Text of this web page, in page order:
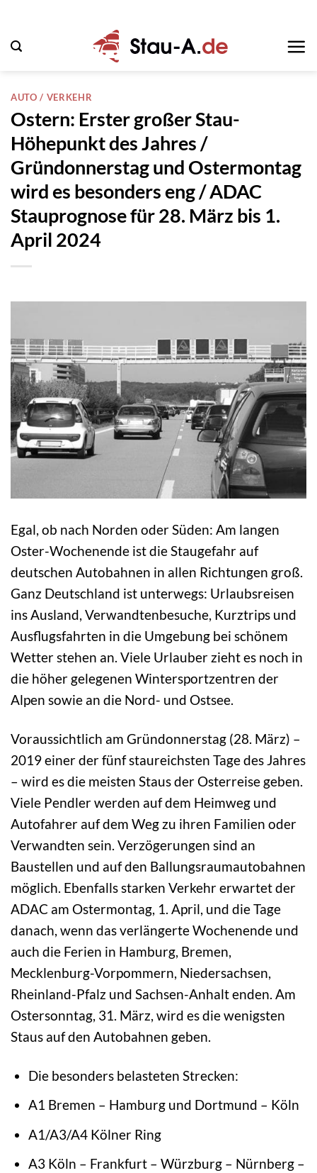
springen
AUTO / VERKEHR
Ostern: Erster großer Stau-
Höhepunkt des Jahres /
Gründonnerstag und Ostermontag
wird es besonders eng / ADAC
Stauprognose für 28. März bis 1.
April 2024
Egal, ob nach Norden oder Süden: Am langen
Oster-Wochenende ist die Staugefahr auf
deutschen Autobahnen in allen Richtungen groß.
Ganz Deutschland ist unterwegs: Urlaubsreisen
ins Ausland, Verwandtenbesuche, Kurztrips und
Ausflugsfahrten in die Umgebung bei schönem
Wetter stehen an. Viele Urlauber zieht es noch in
die höher gelegenen Wintersportzentren der
Alpen sowie an die Nord- und Ostsee.
Voraussichtlich am Gründonnerstag (28. März) –
2019 einer der fünf staureichsten Tage des Jahres
– wird es die meisten Staus der Osterreise geben.
Viele Pendler werden auf dem Heimweg und
Autofahrer auf dem Weg zu ihren Familien oder
Verwandten sein. Verzögerungen sind an
Baustellen und auf den Ballungsraumautobahnen
möglich. Ebenfalls starken Verkehr erwartet der
ADAC am Ostermontag, 1. April, und die Tage
danach, wenn das verlängerte Wochenende und
auch die Ferien in Hamburg, Bremen,
Mecklenburg-Vorpommern, Niedersachsen,
Rheinland-Pfalz und Sachsen-Anhalt enden. Am
Ostersonntag, 31. März, wird es die wenigsten
Staus auf den Autobahnen geben.
Die besonders belasteten Strecken:
A1 Bremen – Hamburg und Dortmund – Köln
A1/A3/A4 Kölner Ring
A3 Köln – Frankfurt – Würzburg – Nürnberg –